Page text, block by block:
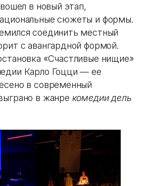
в новый этап,
сюжеты и формы.
соединить местный
с авангардной формой.
«Счастливые нищие»
Карло Гоцци — ее
в современный
в жанре комедии дель